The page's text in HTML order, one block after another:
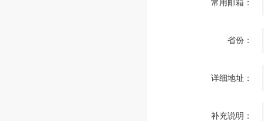
常用邮箱：
省份：
详细地址：
补充说明：